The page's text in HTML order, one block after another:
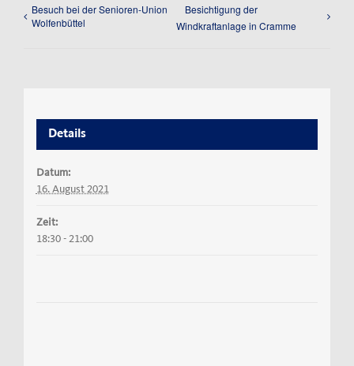
Besuch bei der Senioren-Union
Wolfenbüttel
Besichtigung der
Windkraftanlage in Cramme
Details
Datum:
16. August 2021
Zeit:
18:30 - 21:00